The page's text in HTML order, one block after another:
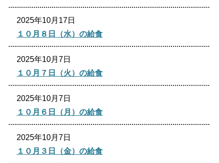
2025年10月17日
１０月８日（水）の給食
2025年10月7日
１０月７日（火）の給食
2025年10月7日
１０月６日（月）の給食
2025年10月7日
１０月３日（金）の給食